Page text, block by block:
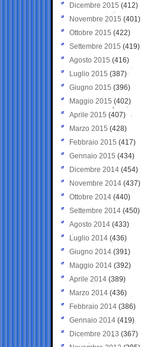
Dicembre 2015 (412)
Novembre 2015 (401)
Ottobre 2015 (422)
Settembre 2015 (419)
Agosto 2015 (416)
Luglio 2015 (387)
Giugno 2015 (396)
Maggio 2015 (402)
Aprile 2015 (407)
Marzo 2015 (428)
Febbraio 2015 (417)
Gennaio 2015 (434)
Dicembre 2014 (454)
Novembre 2014 (437)
Ottobre 2014 (440)
Settembre 2014 (450)
Agosto 2014 (433)
Luglio 2014 (436)
Giugno 2014 (391)
Maggio 2014 (392)
Aprile 2014 (389)
Marzo 2014 (436)
Febbraio 2014 (386)
Gennaio 2014 (419)
Dicembre 2013 (367)